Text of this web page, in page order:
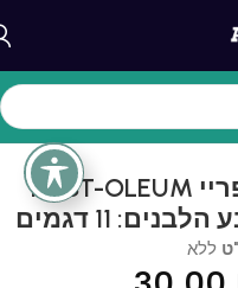
RUST-OLEUM ספריי
11 דגמים
ללא